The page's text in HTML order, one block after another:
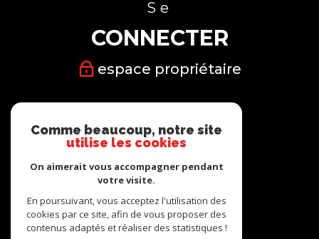
Se
CONNECTER
espace propriétaire
SUIVRE
Nous
Comme beaucoup, notre site
utilise les cookies
On aimerait vous accompagner pendant
votre visite.
En poursuivant, vous acceptez l'utilisation des
cookies par ce site, afin de vous proposer des
contenus adaptés et réaliser des statistiques !